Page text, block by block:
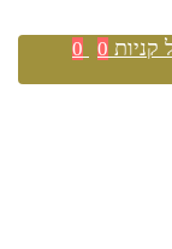
קניות 0
0